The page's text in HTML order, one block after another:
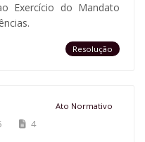
Exercício do Mandato
Resolução
Ato Normativo
4